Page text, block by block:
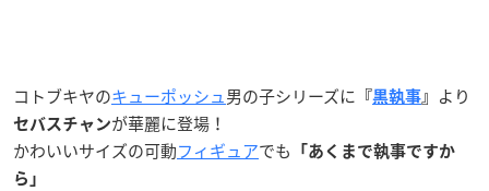
コトブキヤのキューポッシュ男の子シリーズに 『黒執事 』 より
セバスチャンが華麗に登場！
かわいいサイズの可動フィギュアでも
「あくまで執事ですか
ら」